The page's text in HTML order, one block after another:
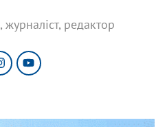
, журналіст, редактор